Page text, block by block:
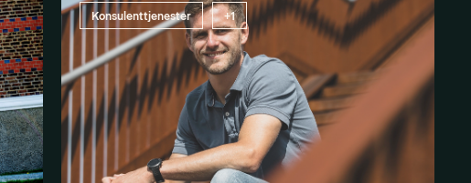
Konsulenttjenester +1